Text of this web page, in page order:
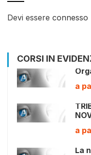
Devi essere connesso
CORSI IN
a
a
La